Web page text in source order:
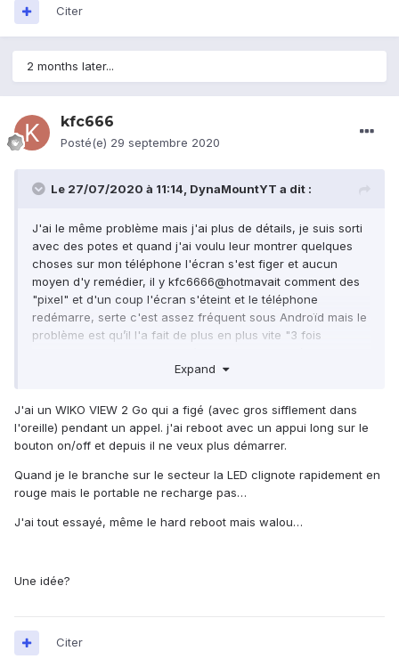
Citer
2 months later...
kfc666
Posté(e) 29 septembre 2020
Le 27/07/2020 à 11:14, DynaMountYT a dit :
J'ai le même problème mais j'ai plus de détails, je suis sorti
avec des potes et quand j'ai voulu leur montrer quelques
choses sur mon téléphone l'écran s'est figer et aucun
moyen d'y remédier, il y kfc6666@hotmavait comment des
"pixel" et d'un coup l'écran s'éteint et le téléphone
redémarre, serte c'est assez fréquent sous Androïd mais le
problème est qu’il l'a fait de plus en plus vite "3 fois
l'ai ramené à l'usine car il était encore sous garanti et ils me
reste donc à le réparer seul mais de mon côté je n'ai pas
les compétences pour de 1, trouver la panne et de 2 je ne
pense pas pouvoir la régler seul. Maintenant cela fait un an
quand je le mets à charger ainsi que téléphone qui ne
démarre plus), j'ai décidé de m'y coller sérieusement. Je
de 32 Giga de mémoire, et ce téléphone a presque doublé
surtout pas de racheter le même téléphone. Et étant donné
contre.
Expand
J'ai un WIKO VIEW 2 Go qui a figé (avec gros sifflement dans
l'oreille) pendant un appel. j'ai reboot avec un appui long sur le
bouton on/off et depuis il ne veux plus démarrer.
Quand je le branche sur le secteur la LED clignote rapidement en
rouge mais le portable ne recharge pas…
J'ai tout essayé, même le hard reboot mais walou…
Une idée?
Citer